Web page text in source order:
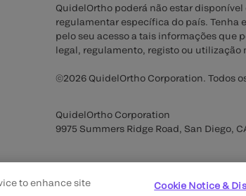
QuidelOrtho poderá não estar
regulamentar específica do país.
pelo seu acesso a tais informações que
legal, regulamento, registo ou utilização
©2026 QuidelOrtho Corporation. Todos
QuidelOrtho Corporation
9975 Summers Ridge Road, San Diego,
to enhance site
Cookie Notice &